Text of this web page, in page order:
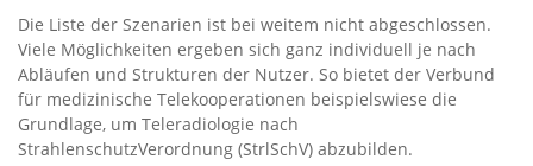
Die Liste der Szenarien ist bei weitem nicht abgeschlossen.
Viele Möglichkeiten ergeben sich ganz individuell je nach
Abläufen und Strukturen der Nutzer. So bietet der Verbund
für medizinische Telekooperationen beispielswiese die
Grundlage, um Teleradiologie nach
StrahlenschutzVerordnung (StrlSchV) abzubilden.